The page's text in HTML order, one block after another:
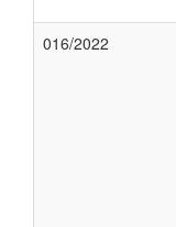
016/2022